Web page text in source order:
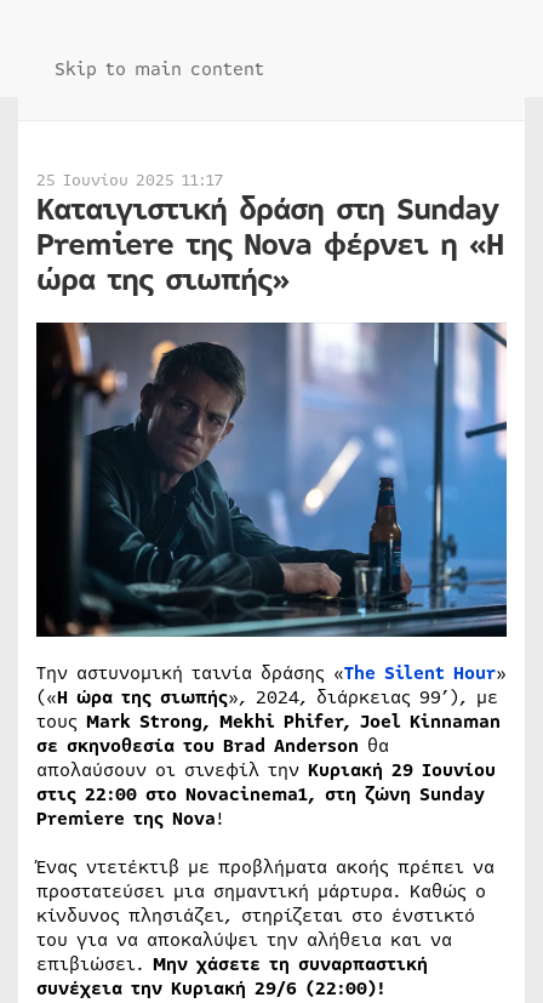
Skip to main content
25 Ιουνίου 2025 11:17
Καταιγιστική δράση στη Sunday
Premiere της Nova φέρνει η «Η
ώρα της σιωπής»
Την αστυνομική ταινία δράσης «The Silent Hour»
(«Η ώρα της σιωπής», 2024, διάρκειας 99’), με
τους Mark Strong, Mekhi Phifer, Joel Kinnaman
σε σκηνοθεσία του Brad Anderson θα
απολαύσουν οι σινεφίλ την Κυριακή 29 Ιουνίου
στις 22:00 στο Novacinema1, στη ζώνη Sunday
Premiere της Nova!
Ένας ντετέκτιβ με προβλήματα ακοής πρέπει να
προστατεύσει μια σημαντική μάρτυρα. Καθώς ο
κίνδυνος πλησιάζει, στηρίζεται στο ένστικτό
του για να αποκαλύψει την αλήθεια και να
επιβιώσει. Μην χάσετε τη συναρπαστική
συνέχεια την Κυριακή 29/6 (22:00)!